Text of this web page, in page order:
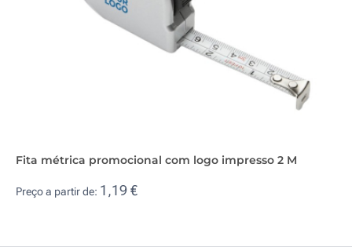
Fita métrica promocional com logo impresso 2 M
Preço a partir de: 1,19 €